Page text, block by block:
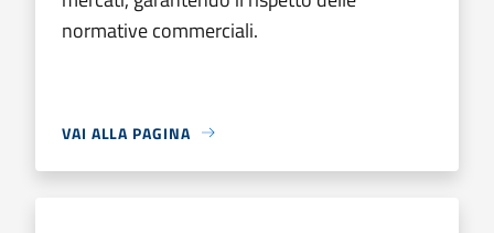
normative commerciali.
VAI ALLA PAGINA